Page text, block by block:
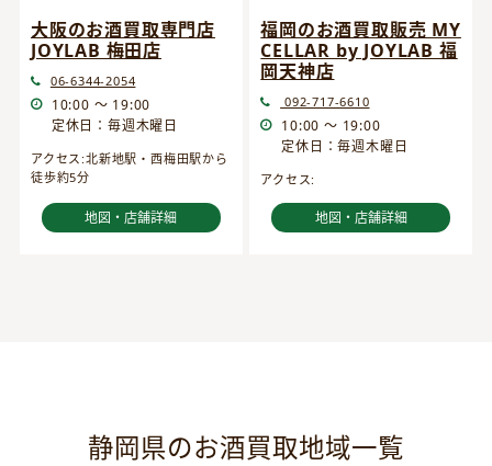
大阪のお酒買取専門店
JOYLAB 梅田店
06-6344-2054
10:00 ～ 19:00
定休日：毎週木曜日
アクセス:北新地駅・西梅田駅から
徒歩約5分
地図・店舗詳細
福岡のお酒買取販売 MY
CELLAR by JOYLAB 福
岡天神店
092-717-6610
10:00 ～ 19:00
定休日：毎週木曜日
アクセス:
地図・店舗詳細
静岡県のお酒買取地域一覧